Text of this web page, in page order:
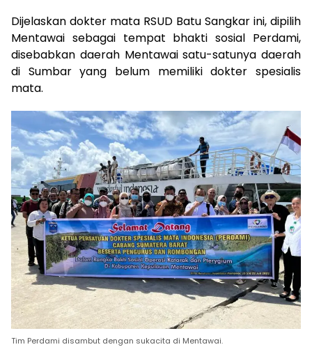
Dijelaskan dokter mata RSUD Batu Sangkar ini, dipilih
Mentawai sebagai tempat bhakti sosial Perdami,
disebabkan daerah Mentawai satu-satunya daerah
di Sumbar yang belum memiliki dokter spesialis
mata.
Tim Perdami disambut dengan sukacita di Mentawai.